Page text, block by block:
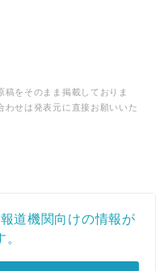
をそのまま掲載しておりま
わせは発表元に直接お願いいた
道機関向けの情報が